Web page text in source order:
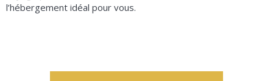
l’hébergement idéal pour vous.